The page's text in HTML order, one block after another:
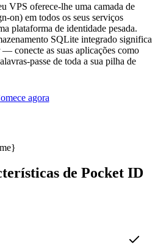
VPS oferece-lhe uma camada de
on) em todos os seus serviços
plataforma de identidade pesada.
SQLite integrado significa
— conecte as suas aplicações como
passe de toda a sua pilha de
agora
de Pocket ID